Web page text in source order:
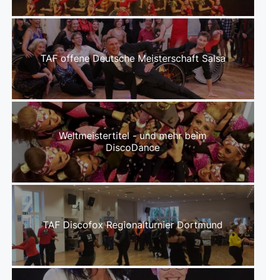
TAF offene Deutsche Meisterschaft Salsa
Weltmeistertitel - und mehr beim
DiscoDance
TAF Discofox Regionalturnier Dortmund